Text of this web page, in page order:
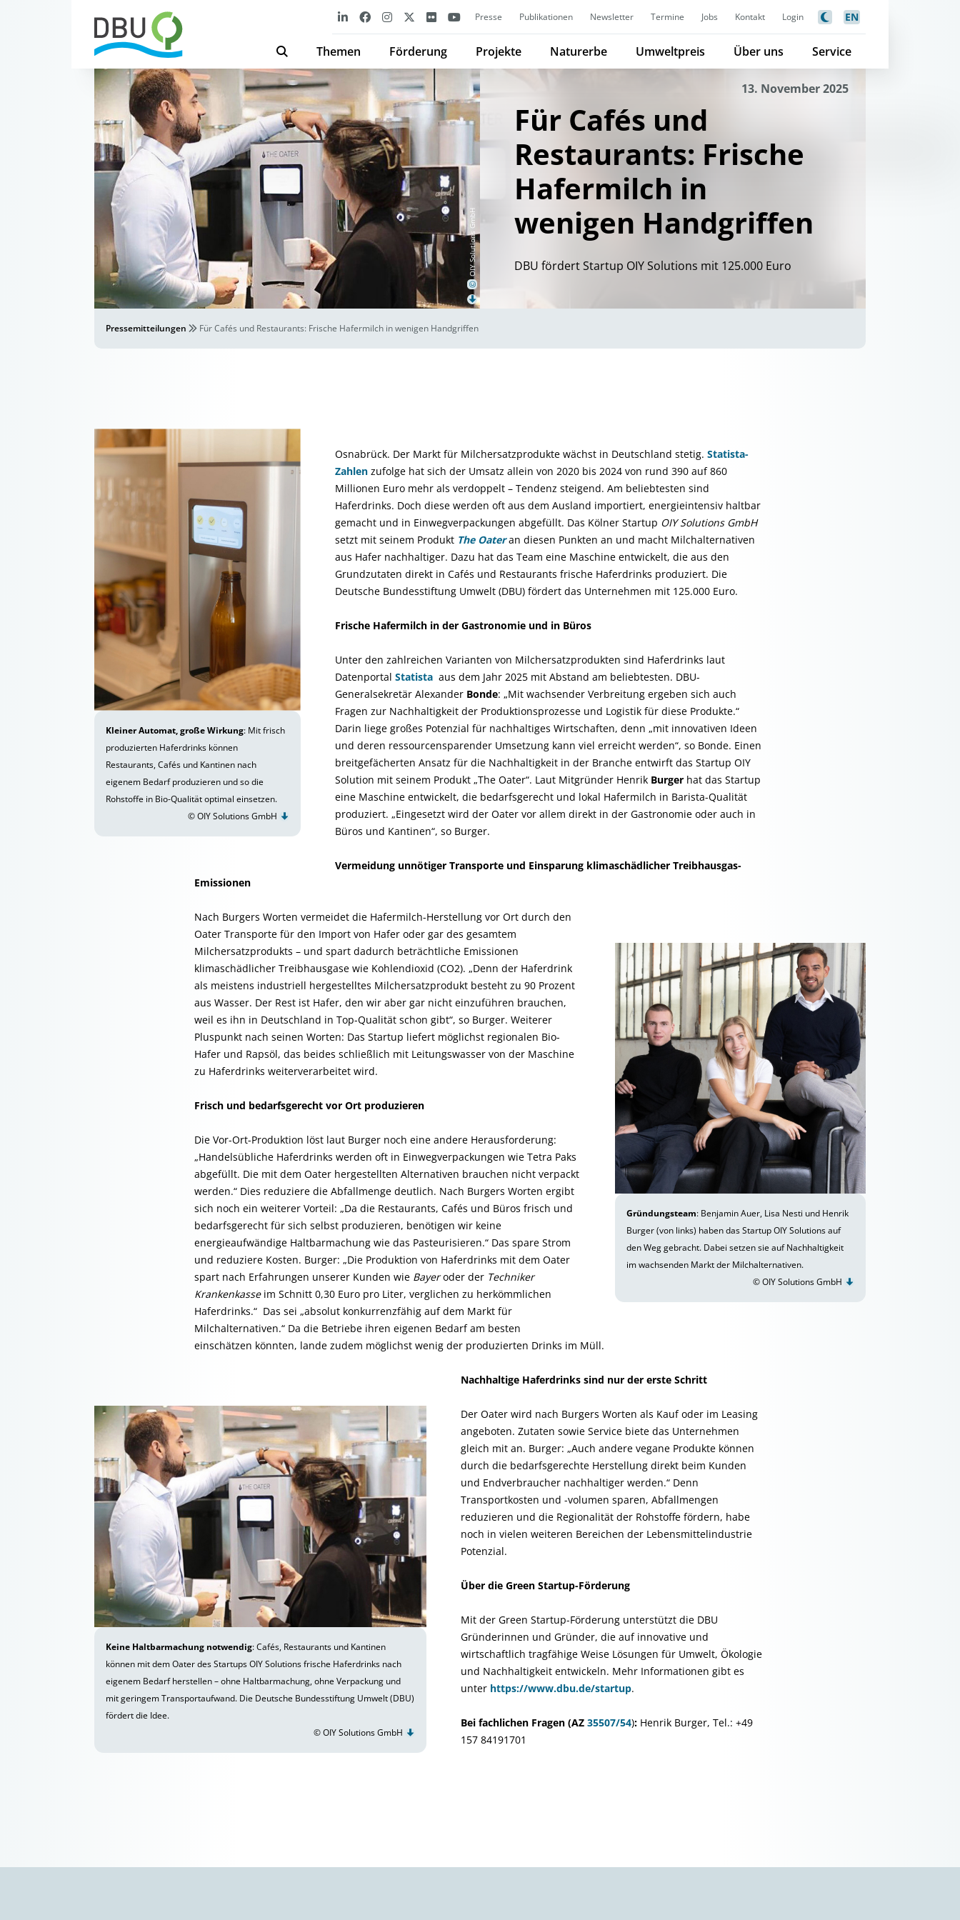
Presse Publikationen Newsletter Termine Jobs Kontakt Login EN
Themen Förderung Projekte Naturerbe Umweltpreis Über uns Service
©
OIY Solutions GmbH
13. November 2025
Für Cafés und
Restaurants: Frische
Hafermilch in
wenigen Handgriffen
DBU fördert Startup OIY Solutions mit 125.000 Euro
Pressemitteilungen Für Cafés und Restaurants: Frische Hafermilch in wenigen Handgriffen
Kleiner Automat, große Wirkung: Mit frisch
produzierten Haferdrinks können
Restaurants, Cafés und Kantinen nach
eigenem Bedarf produzieren und so die
Rohstoffe in Bio-Qualität optimal einsetzen.
© OIY Solutions GmbH
Osnabrück. Der Markt für Milchersatzprodukte wächst in Deutschland stetig. Statista-
Zahlen zufolge hat sich der Umsatz allein von 2020 bis 2024 von rund 390 auf 860
Millionen Euro mehr als verdoppelt – Tendenz steigend. Am beliebtesten sind
Haferdrinks. Doch diese werden oft aus dem Ausland importiert, energieintensiv haltbar
gemacht und in Einwegverpackungen abgefüllt. Das Kölner Startup OIY Solutions GmbH
setzt mit seinem Produkt The Oateran diesen Punkten an und macht Milchalternativen
aus Hafer nachhaltiger. Dazu hat das Team eine Maschine entwickelt, die aus den
Grundzutaten direkt in Cafés und Restaurants frische Haferdrinks produziert. Die
Deutsche Bundesstiftung Umwelt (DBU) fördert das Unternehmen mit 125.000 Euro.
Frische Hafermilch in der Gastronomie und in Büros
Unter den zahlreichen Varianten von Milchersatzprodukten sind Haferdrinks laut
Datenportal Statista aus dem Jahr 2025 mit Abstand am beliebtesten. DBU-
Generalsekretär Alexander Bonde: „Mit wachsender Verbreitung ergeben sich auch
Fragen zur Nachhaltigkeit der Produktionsprozesse und Logistik für diese Produkte.“
Darin liege großes Potenzial für nachhaltiges Wirtschaften, denn „mit innovativen Ideen
und deren ressourcensparender Umsetzung kann viel erreicht werden“, so Bonde. Einen
breitgefächerten Ansatz für die Nachhaltigkeit in der Branche entwirft das Startup OIY
Solution mit seinem Produkt „The Oater“. Laut Mitgründer Henrik Burger hat das Startup
eine Maschine entwickelt, die bedarfsgerecht und lokal Hafermilch in Barista-Qualität
produziert. „Eingesetzt wird der Oater vor allem direkt in der Gastronomie oder auch in
Büros und Kantinen“, so Burger.
Vermeidung unnötiger Transporte und Einsparung klimaschädlicher Treibhausgas-
Emissionen
Gründungsteam: Benjamin Auer, Lisa Nesti und Henrik
Burger (von links) haben das Startup OIY Solutions auf
den Weg gebracht. Dabei setzen sie auf Nachhaltigkeit
im wachsenden Markt der Milchalternativen.
© OIY Solutions GmbH
Nach Burgers Worten vermeidet die Hafermilch-Herstellung vor Ort durch den
Oater Transporte für den Import von Hafer oder gar des gesamtem
Milchersatzprodukts – und spart dadurch beträchtliche Emissionen
klimaschädlicher Treibhausgase wie Kohlendioxid (CO2). „Denn der Haferdrink
als meistens industriell hergestelltes Milchersatzprodukt besteht zu 90 Prozent
aus Wasser. Der Rest ist Hafer, den wir aber gar nicht einzuführen brauchen,
weil es ihn in Deutschland in Top-Qualität schon gibt“, so Burger. Weiterer
Pluspunkt nach seinen Worten: Das Startup liefert möglichst regionalen Bio-
Hafer und Rapsöl, das beides schließlich mit Leitungswasser von der Maschine
zu Haferdrinks weiterverarbeitet wird.
Frisch und bedarfsgerecht vor Ort produzieren
Die Vor-Ort-Produktion löst laut Burger noch eine andere Herausforderung:
„Handelsübliche Haferdrinks werden oft in Einwegverpackungen wie Tetra Paks
abgefüllt. Die mit dem Oater hergestellten Alternativen brauchen nicht verpackt
werden.“ Dies reduziere die Abfallmenge deutlich. Nach Burgers Worten ergibt
sich noch ein weiterer Vorteil: „Da die Restaurants, Cafés und Büros frisch und
bedarfsgerecht für sich selbst produzieren, benötigen wir keine
energieaufwändige Haltbarmachung wie das Pasteurisieren.“ Das spare Strom
und reduziere Kosten. Burger: „Die Produktion von Haferdrinks mit dem Oater
spart nach Erfahrungen unserer Kunden wie Bayeroder der Techniker
Krankenkasseim Schnitt 0,30 Euro pro Liter, verglichen zu herkömmlichen
Haferdrinks.“ Das sei „absolut konkurrenzfähig auf dem Markt für
Milchalternativen.“ Da die Betriebe ihren eigenen Bedarf am besten
einschätzen könnten, lande zudem möglichst wenig der produzierten Drinks im Müll.
Keine Haltbarmachung notwendig: Cafés, Restaurants und Kantinen
können mit dem Oater des Startups OIY Solutions frische Haferdrinks nach
eigenem Bedarf herstellen – ohne Haltbarmachung, ohne Verpackung und
mit geringem Transportaufwand. Die Deutsche Bundesstiftung Umwelt (DBU)
fördert die Idee.
© OIY Solutions GmbH
Nachhaltige Haferdrinks sind nur der erste Schritt
Der Oater wird nach Burgers Worten als Kauf oder im Leasing
angeboten. Zutaten sowie Service biete das Unternehmen
gleich mit an. Burger: „Auch andere vegane Produkte können
durch die bedarfsgerechte Herstellung direkt beim Kunden
und Endverbraucher nachhaltiger werden.“ Denn
Transportkosten und -volumen sparen, Abfallmengen
reduzieren und die Regionalität der Rohstoffe fördern, habe
noch in vielen weiteren Bereichen der Lebensmittelindustrie
Potenzial.
Über die Green Startup-Förderung
Mit der Green Startup-Förderung unterstützt die DBU
Gründerinnen und Gründer, die auf innovative und
wirtschaftlich tragfähige Weise Lösungen für Umwelt, Ökologie
und Nachhaltigkeit entwickeln. Mehr Informationen gibt es
unter https://www.dbu.de/startup.
Bei fachlichen Fragen (AZ 35507/54): Henrik Burger, Tel.: +49
157 84191701